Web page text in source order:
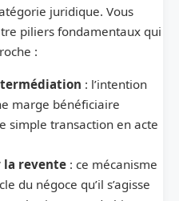
juridique. Vous
piliers fondamentaux qui
:
: l’intention
marge bénéficiaire
simple transaction en acte
la revente: ce mécanisme
du négoce qu’il s’agisse